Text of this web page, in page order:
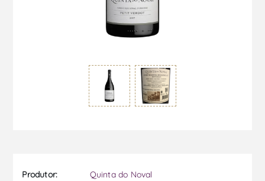
Produtor:
Quinta do Noval